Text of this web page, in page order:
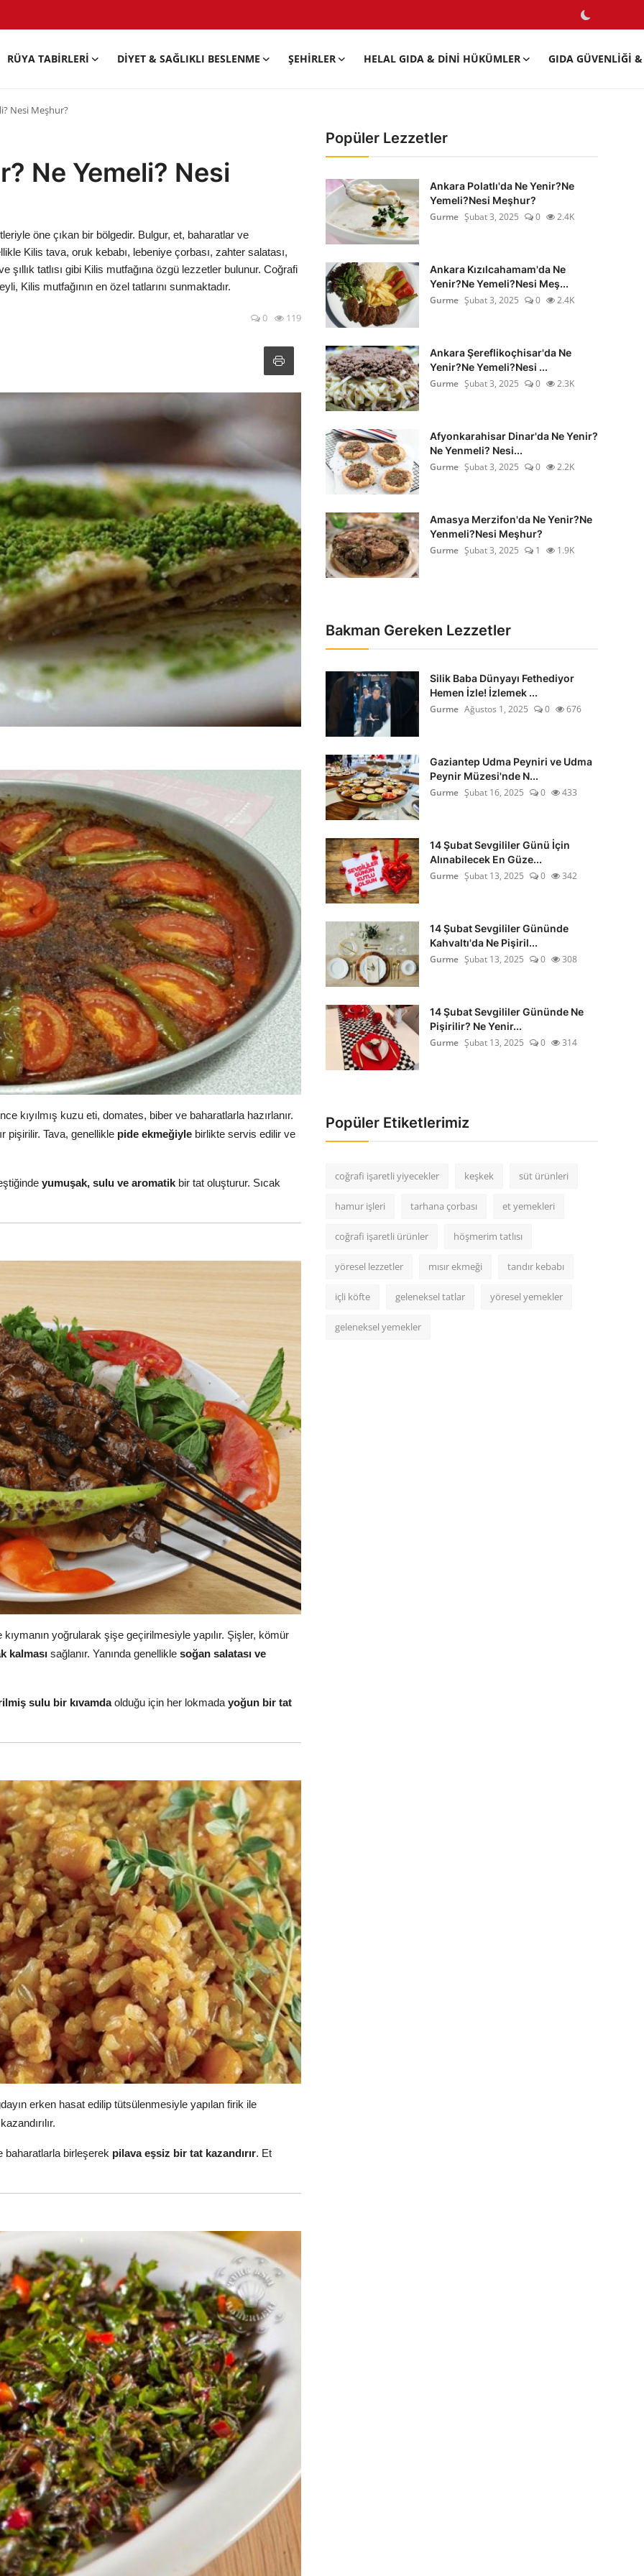
RÜYA TABIRLERI DIYET & SAĞLIKLI BESLENME ŞEHIRLER HELAL GIDA & DINI HÜKÜMLER GIDA GÜVENLIĞI
Nesi Meşhur?
Ne Yemeli? Nesi
öne çıkan bir bölgedir. Bulgur, et, baharatlar ve
Kilis tava, oruk kebabı, lebeniye çorbası, zahter salatası,
tatlısı gibi Kilis mutfağına özgü lezzetler bulunur. Coğrafi
Kilis mutfağının en özel tatlarını sunmaktadır.
0 119
kıyılmış kuzu eti, domates, biber ve baharatlarla hazırlanır.
pişirilir. Tava, genellikle pide ekmeğiyle birlikte servis edilir ve
yumuşak, sulu ve aromatik bir tat oluşturur. Sıcak
kıymanın yoğrularak şişe geçirilmesiyle yapılır. Şişler, kömür
kalması sağlanır. Yanında genellikle soğan salatası ve
sulu bir kıvamdaolduğu için her lokmada yoğun bir tat
erken hasat edilip tütsülenmesiyle yapılan firik ile
baharatlarla birleşerek pilava eşsiz bir tat kazandırır. Et
Popüler Lezzetler
Ankara Polatlı'da Ne Yenir?Ne
Yemeli?Nesi Meşhur?
Gurme Şubat 3, 2025 0 2.4K
Ankara Kızılcahamam'da Ne
Yenir?Ne Yemeli?Nesi Meş...
Gurme Şubat 3, 2025 0 2.4K
Ankara Şereflikoçhisar'da Ne
Yenir?Ne Yemeli?Nesi ...
Gurme Şubat 3, 2025 0 2.3K
Afyonkarahisar Dinar'da Ne Yenir?
Ne Yenmeli? Nesi...
Gurme Şubat 3, 2025 0 2.2K
Amasya Merzifon'da Ne Yenir?Ne
Yenmeli?Nesi Meşhur?
Gurme Şubat 3, 2025 1 1.9K
Bakman Gereken Lezzetler
Silik Baba Dünyayı Fethediyor
Hemen İzle! İzlemek ...
Gurme Ağustos 1, 2025 0 676
Gaziantep Udma Peyniri ve Udma
Peynir Müzesi'nde N...
Gurme Şubat 16, 2025 0 433
14 Şubat Sevgililer Günü İçin
Alınabilecek En Güze...
Gurme Şubat 13, 2025 0 342
14 Şubat Sevgililer Gününde
Kahvaltı'da Ne Pişiril...
Gurme Şubat 13, 2025 0 308
14 Şubat Sevgililer Gününde Ne
Pişirilir? Ne Yenir...
Gurme Şubat 13, 2025 0 314
Popüler Etiketlerimiz
coğrafi işaretli yiyecekler keşkek süt ürünleri
hamur işleri tarhana çorbası et yemekleri
coğrafi işaretli ürünler höşmerim tatlısı
yöresel lezzetler mısır ekmeği tandır kebabı
içli köfte geleneksel tatlar yöresel yemekler
geleneksel yemekler